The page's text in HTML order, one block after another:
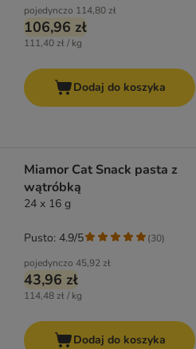
pojedynczo 114,80 zł
106,96 zł
111,40 zł / kg
Dodaj do koszyka
Miamor Cat Snack pasta z
wątróbką
24 x 16 g
pojedynczo 45,92 zł
43,96 zł
114,48 zł / kg
Pusto: 4.9/5 (30)
Dodaj do koszyka